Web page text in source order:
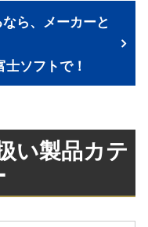
ら、メーカーと
ソフトで！
い製品カテ